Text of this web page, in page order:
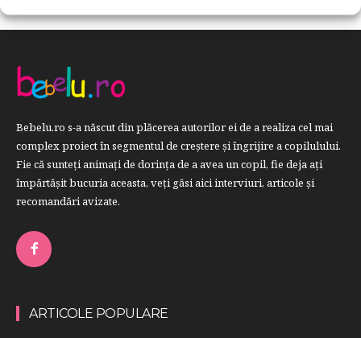
Bebelu.ro s-a născut din plăcerea autorilor ei de a realiza cel mai
complex proiect în segmentul de creştere şi îngrijire a copilulului.
Fie că sunteţi animaţi de dorinţa de a avea un copil, fie deja aţi
împărtăşit bucuria aceasta, veți găsi aici interviuri, articole şi
recomandări avizate.
ARTICOLE POPULARE